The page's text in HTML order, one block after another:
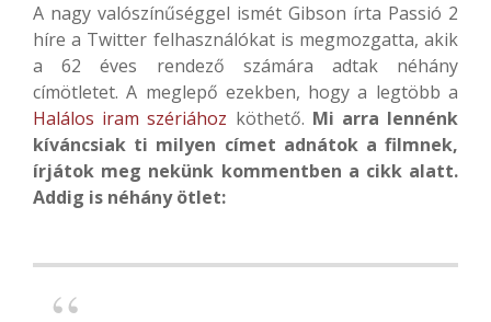
A nagy valószínűséggel ismét Gibson írta Passió 2
híre a Twitter felhasználókat is megmozgatta, akik
a 62 éves rendező számára adtak néhány
címötletet. A meglepő ezekben, hogy a legtöbb a
Halálos iram szériához köthető. Mi arra lennénk
kíváncsiak ti milyen címet adnátok a filmnek,
írjátok meg nekünk kommentben a cikk alatt.
Addig is néhány ötlet: